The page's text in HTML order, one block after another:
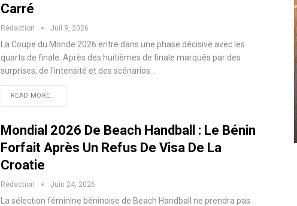
Carré
Rédaction Juil 9, 2026
La Coupe du Monde 2026 entre dans une phase décisive avec les
quarts de finale. Après des huitièmes de finale marqués par des
surprises, de l'intensité et des scénarios…
READ MORE...
Mondial 2026 De Beach Handball : Le Bénin
Forfait Après Un Refus De Visa De La
Croatie
Rédaction Juin 24, 2026
La sélection féminine béninoise de Beach Handball ne prendra pas